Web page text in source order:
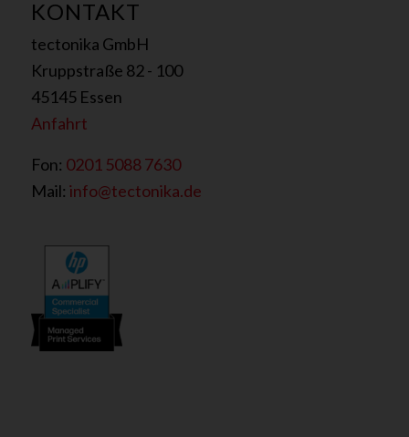
KONTAKT
tectonika GmbH
Kruppstraße 82 - 100
45145 Essen
Anfahrt
Fon: 0201 5088 7630
Mail: info@tectonika.de